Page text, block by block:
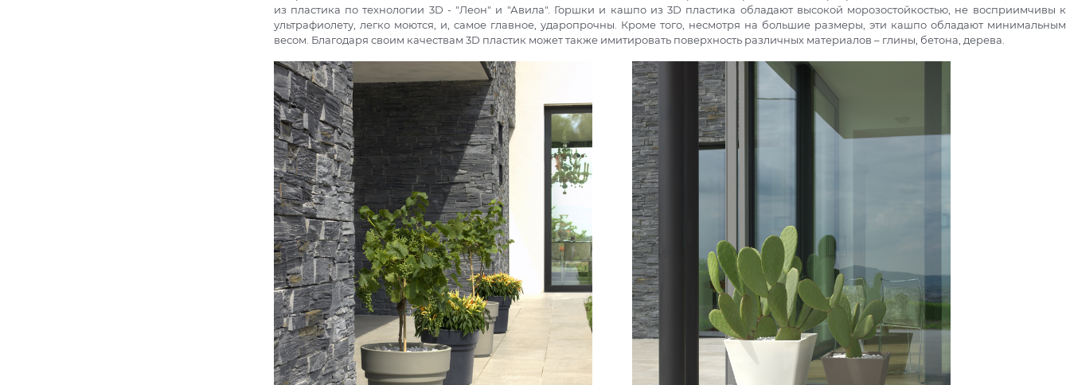
из пластика по технологии 3D - "Леон" и "Авила". Горшки и кашпо из 3D пластика обладают высокой морозостойкостью, не восприимчивы к
ультрафиолету, легко моются, и, самое главное, ударопрочны. Кроме того, несмотря на большие размеры, эти кашпо обладают минимальным
весом. Благодаря своим качествам 3D пластик может также имитировать поверхность различных материалов – глины, бетона, дерева.